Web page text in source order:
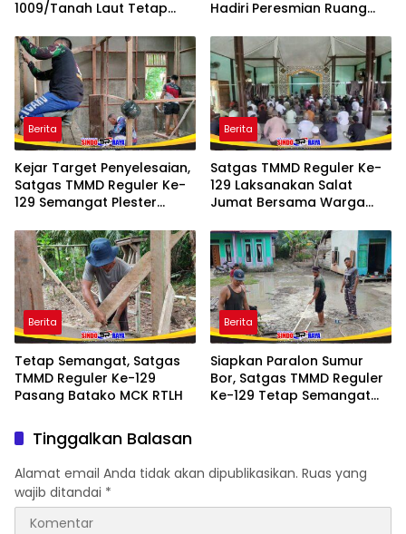
1009/Tanah Laut Tetap
Lokasi
Hadiri Peresmian Ruang
di Desa Padangin
Berita
Kejar Target Penyelesaian,
Satgas TMMD Reguler Ke-
129 Semangat Plester
Berita
Satgas TMMD Reguler Ke-
129 Laksanakan Salat
Jumat Bersama Warga
Komsos
Berita
Tetap Semangat, Satgas
TMMD Reguler Ke-129
Pasang Batako MCK RTLH
Berita
Siapkan Paralon Sumur
Bor, Satgas TMMD Reguler
Ke-129 Tetap Semangat
Tinggalkan Balasan
Alamat email Anda tidak akan dipublikasikan. Ruas yang
wajib ditandai *